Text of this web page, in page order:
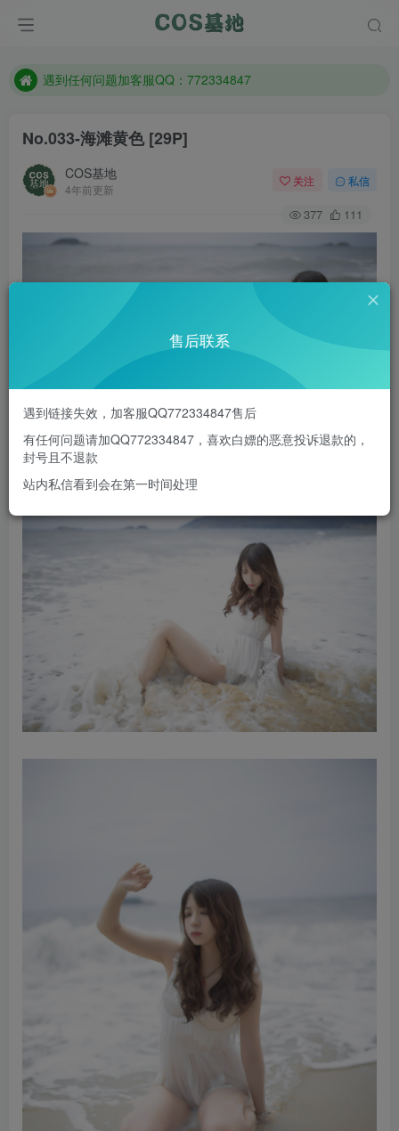
防失联：百度搜索《一七天佳》，实时查看最新站点。
遇到任何问题加客服QQ：772334847
No.033-海滩黄色 [29P]
COS基地
4年前更新
关注 私信
377 111
售后联系
遇到链接失效，加客服QQ772334847售后
有任何问题请加QQ772334847，喜欢白嫖的恶意投诉退款的，
封号且不退款
站内私信看到会在第一时间处理